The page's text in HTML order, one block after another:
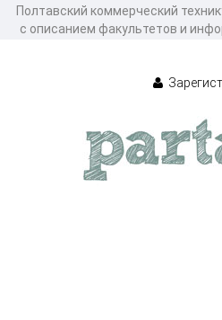
Полтавский коммерческий
с описанием факультетов и